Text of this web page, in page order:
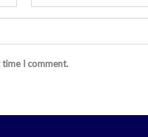
I comment.